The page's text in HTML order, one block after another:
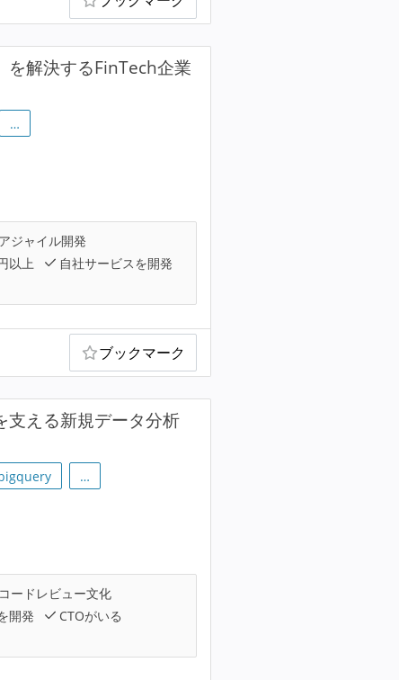
を解決するFinTech企業
…
アジャイル開発
以上
自社サービスを開発
ブックマーク
支える新規データ分析
…
コードレビュー文化
開発
CTOがいる